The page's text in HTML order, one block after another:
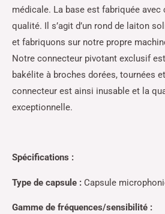
médicale. La base est fabriquée
qualité. Il s’agit d’un rond de laiton
et fabriquons sur notre propre
Notre connecteur pivotant exclusif
bakélite à broches dorées, tournées
connecteur est ainsi inusable et la
exceptionnelle.
Spécifications :
Type de capsule : Capsule
Gamme de fréquences/sensibilité :